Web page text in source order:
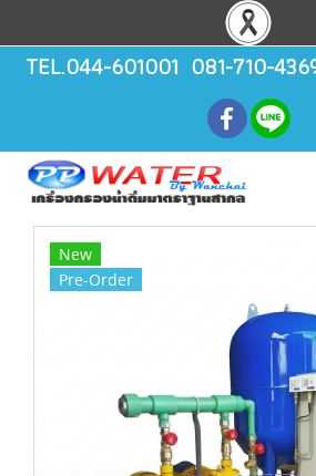
TEL.044-601001 081-710-
New
Pre-Order